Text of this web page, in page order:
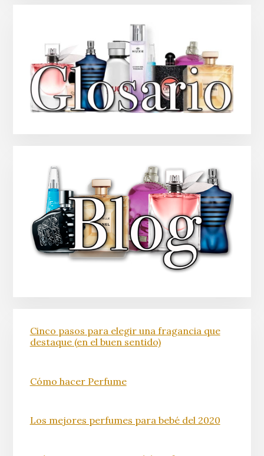
Cinco pasos para elegir una fragancia que
destaque (en el buen sentido)
Cómo hacer Perfume
Los mejores perfumes para bebé del 2020